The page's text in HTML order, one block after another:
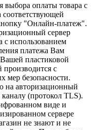
выбора оплаты товара с
"Онлайн-платеж".
сервер
с использованием
платежа Вам
пластиковой
производится с
мер безопасности.
на авторизационный
(протокол TLS).
виде и
сервере
не знают и не